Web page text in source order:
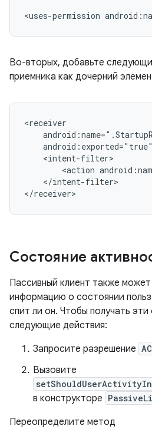
<uses-permission
Во-вторых, добавьте
приемника как дочерний
<action
</intent-filter>
Состояние
Пассивный клиент также
информацию о состоянии
спит ли он. Чтобы получать
следующие действия:
Запросите разрешение
Вызовите
в конструкторе
Переопределите метод